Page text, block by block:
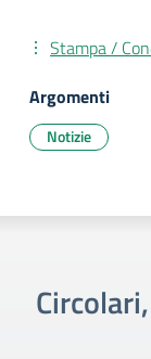
Stampa /
Argomenti
Notizie